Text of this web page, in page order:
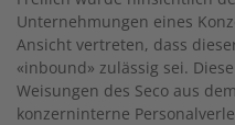
Unternehmungen eines
Ansicht vertreten, dass
«inbound» zulässig sei.
Weisungen des Seco aus
konzerninterne